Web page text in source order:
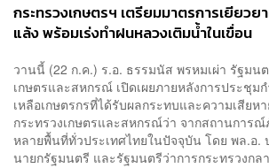
กระทรวงเกษตรฯ เตรียมมาตรการเยียวย
แล้ง พร้อมเร่งทำฝนหลวงเติมน้ำในเขื่อน
วานนี้ (22 ก.ค.) ร.อ. ธรรมนัส พรหมเผ่า รัฐมน
เกษตรและสหกรณ์ เปิดเผยภายหลังการประชุม
เหลือเกษตรกรที่ได้รับผลกระทบและความเสียห
กระทรวงเกษตรและสหกรณ์ว่า จากสถานการ
หลายพื้นที่ทั่วประเทศไทยในปัจจุบัน โดย พล.อ.
นายกรัฐมนตรี และรัฐมนตรีว่าการกระทรวงกล